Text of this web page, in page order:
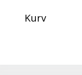
Kurv